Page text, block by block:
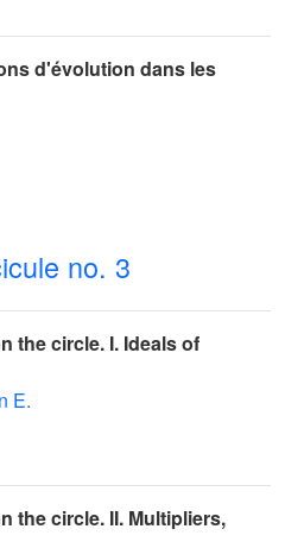
d'évolution dans les
no. 3
the circle. I. Ideals of
E.
the circle. II. Multipliers,